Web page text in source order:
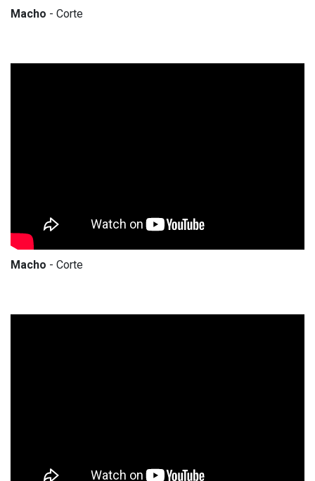
Macho - Corte
Macho - Corte